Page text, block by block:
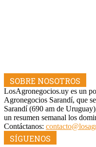
SOBRE NOSOTROS
LosAgronegocios.uy es un
Agronegocios Sarandí, que
Sarandí (690 am de
un resumen semanal los
Contáctanos:
SÍGUENOS